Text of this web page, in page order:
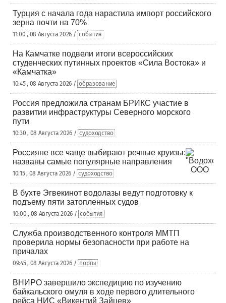
Турция с начала года нарастила импорт российского
зерна почти на 70%
11:00 , 08 Августа 2026 / события
На Камчатке подвели итоги всероссийских
студенческих путинных проектов «Сила Востока» и
«Камчатка»
10:45 , 08 Августа 2026 / образование
Россия предложила странам БРИКС участие в
развитии инфраструктуры Северного морского
пути
10:30 , 08 Августа 2026 / судоходство
Россияне все чаще выбирают речные круизы:
названы самые популярные направления
10:15 , 08 Августа 2026 / судоходство
В бухте Эгвекинот водолазы ведут подготовку к
подъему пяти затопленных судов
10:00 , 08 Августа 2026 / события
Служба производственного контроля ММТП
проверила нормы безопасности при работе на
причалах
09:45 , 08 Августа 2026 / порты
ВНИРО завершило экспедицию по изучению
байкальского омуля в ходе первого длительного
рейса НИС «Викентий Зайцев»